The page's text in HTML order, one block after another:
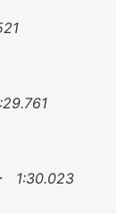
1:30.023